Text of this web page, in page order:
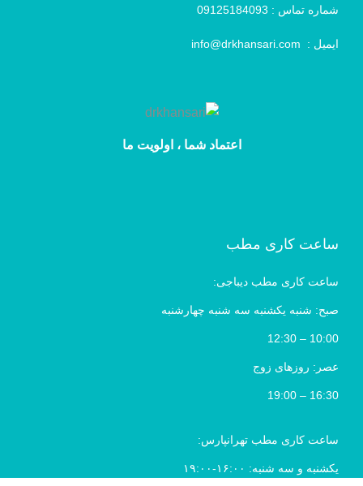
شماره تماس :
ایمیل : info@drkhansari.com
اعتماد شما ، اولویت ما
ساعت کاری مطب
ساعت کاری مطب دیباجی:
صبح: شنبه یکشنبه سه شنبه چهارشنبه
10:00 – 12:30
عصر: روزهای زوج
16:30 – 19:00
ساعت کاری مطب تهرانپارس:
یکشنبه و سه شنبه: ۱۶:۰۰-۱۹:۰۰